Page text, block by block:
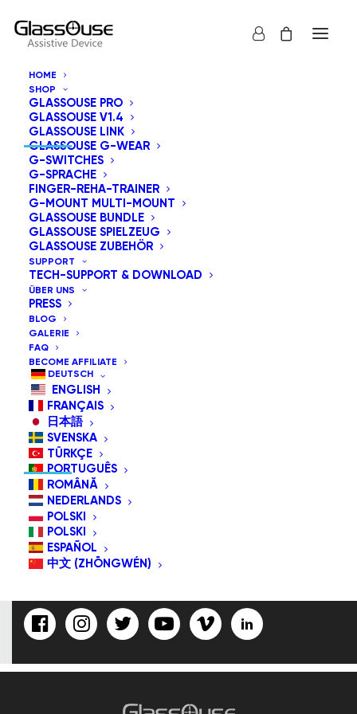
HOME
SHOP
GLASSOUSE PRO
GLASSOUSE V1.4
GLASSOUSE LINK
GLASSOUSE G-WEAR
G-SWITCHES
G-SPRACHE
FINGER-REHA-TRAINER
G-MOUNT MULTI-MOUNT
GLASSOUSE BUNDLE
GLASSOUSE SPIELZEUG
GLASSOUSE ZUBEHÖR
SUPPORT
TECH-SUPPORT & DOWNLOAD
ÜBER UNS
PRESS
BLOG
GALERIE
FAQ
BECOME AFFILIATE
DEUTSCH
ENGLISH
FRANÇAIS
日本語
SVENSKA
TÜRKÇE
PORTUGUÊS
ROMÂNĂ
NEDERLANDS
POLSKI
POLSKI
ESPAÑOL
中文 (ZHŌNGWÉN)
KONTAKT INFORMATIONEN
8605 Santa Monica Boulevard West Hollywood,
CA 90025 Vereinigten Staaten.
info@glassouse.com
(760) 284-7057
Hinweis:
bitte an
ABONNIEREN SIE UNS/FOLGEN
SIE UNS
E-Mail-
Adresse: